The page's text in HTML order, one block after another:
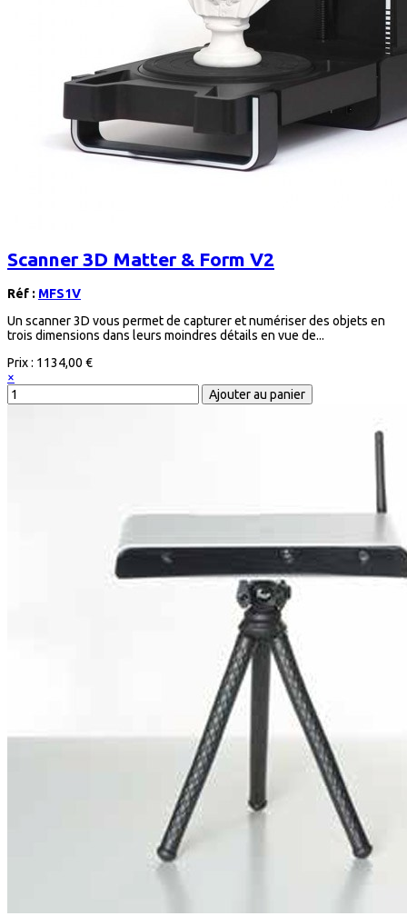
Scanner 3D Matter & Form V2
Réf : MFS1V
Un scanner 3D vous permet de capturer et numériser des objets en
trois dimensions dans leurs moindres détails en vue de...
Prix : 1134,00 €
×